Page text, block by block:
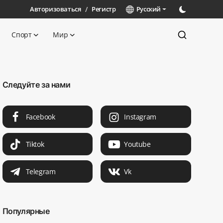
Авторизоваться / Регистр Русский
Спорт Мир
Следуйте за нами
Facebook Instagram
Tiktok Youtube
Telegram Vk
Популярные